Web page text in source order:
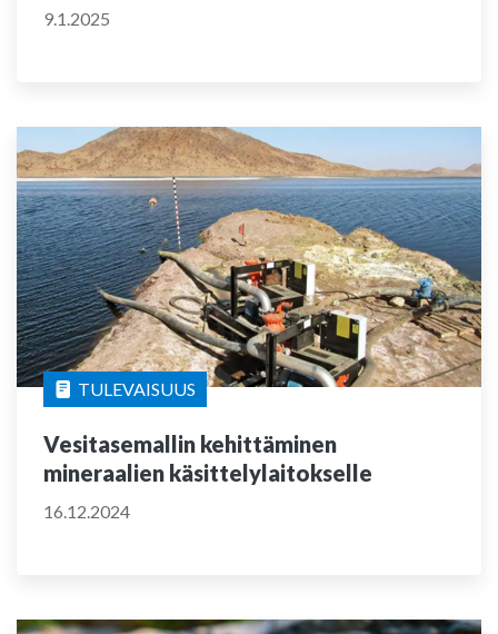
9.1.2025
TULEVAISUUS
Vesitasemallin kehittäminen
mineraalien käsittelylaitokselle
16.12.2024